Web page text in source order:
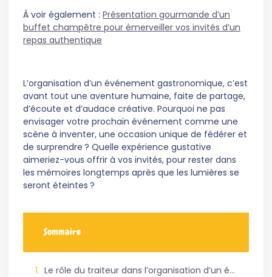
À voir également : Présentation gourmande d’un
buffet champêtre pour émerveiller vos invités d’un
repas authentique
L’organisation d’un événement gastronomique, c’est
avant tout une aventure humaine, faite de partage,
d’écoute et d’audace créative. Pourquoi ne pas
envisager votre prochain événement comme une
scène à inventer, une occasion unique de fédérer et
de surprendre ? Quelle expérience gustative
aimeriez-vous offrir à vos invités, pour rester dans
les mémoires longtemps après que les lumières se
seront éteintes ?
Sommaire
Le rôle du traiteur dans l’organisation d’un événement